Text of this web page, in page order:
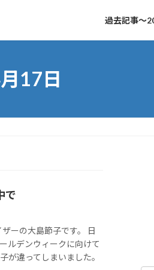
過去記事～
17日
で
ーの大島節子です。 日
ルデンウィークに向けて
が違ってしまいました。